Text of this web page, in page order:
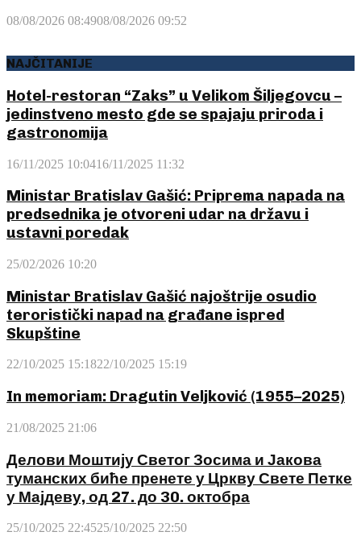
08/08/2026 08:4908/08/2026 09:52
NAJČITANIJE
Hotel-restoran “Zaks” u Velikom Šiljegovcu –
jedinstveno mesto gde se spajaju priroda i
gastronomija
16/11/2025 10:0416/11/2025 11:32
Ministar Bratislav Gašić: Priprema napada na
predsednika je otvoreni udar na državu i
ustavni poredak
25/02/2026 10:20
Ministar Bratislav Gašić najoštrije osudio
teroristički napad na građane ispred
Skupštine
22/10/2025 15:1822/10/2025 15:19
In memoriam: Dragutin Veljković (1955–2025)
21/08/2025 21:06
Делови Моштију Светог Зосима и Јакова
туманских биће пренете у Цркву Свете Петке
у Мајдеву, од 27. до 30. октобра
25/10/2025 22:4525/10/2025 22:50